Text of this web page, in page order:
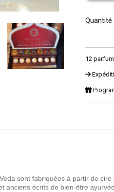
Quantité
12
sont fabriquées à partir de
anciens écrits de bien-être